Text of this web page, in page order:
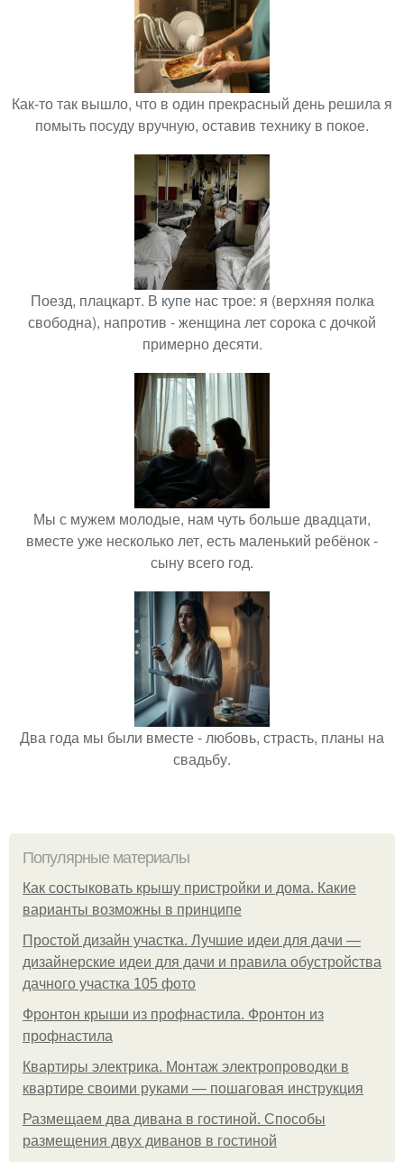
Как-то так вышло, что в один прекрасный день решила я
помыть посуду вручную, оставив технику в покое.
Поезд, плацкарт. В купе нас трое: я (верхняя полка
свободна), напротив - женщина лет сорока с дочкой
примерно десяти.
Мы с мужем молодые, нам чуть больше двадцати,
вместе уже несколько лет, есть маленький ребёнок -
сыну всего год.
Два года мы были вместе - любовь, страсть, планы на
свадьбу.
Популярные материалы
Как состыковать крышу пристройки и дома. Какие
варианты возможны в принципе
Простой дизайн участка. Лучшие идеи для дачи —
дизайнерские идеи для дачи и правила обустройства
дачного участка 105 фото
Фронтон крыши из профнастила. Фронтон из
профнастила
Квартиры электрика. Монтаж электропроводки в
квартире своими руками — пошаговая инструкция
Размещаем два дивана в гостиной. Способы
размещения двух диванов в гостиной